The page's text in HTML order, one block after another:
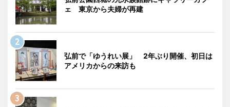
ェ 東京から夫婦が再建
弘前で「ゆうれい展」 2年ぶり開催、初日は
アメリカからの来訪も